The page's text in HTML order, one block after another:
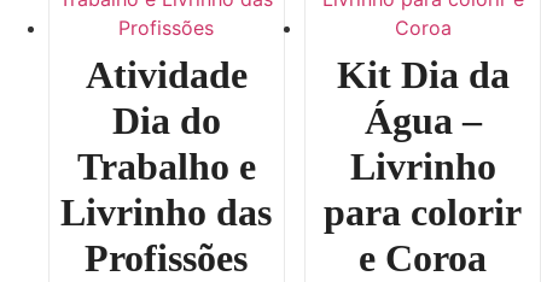
Atividade
Dia do
Trabalho e
Livrinho das
Profissões
Kit Dia da
Água –
Livrinho
para colorir
e Coroa